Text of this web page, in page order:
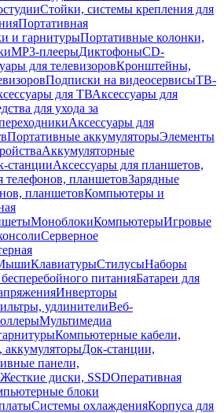
Стойки, системы крепления для
Портативная
и гарнитурыПортативные колонки,
MP3-плеерыДиктофоныCD-
для телевизоровКронштейны,
Подписки на видеосервисыТВ-
для ТВАксессуары для
для ухода за
Аксессуары для
Портативные аккумуляторыЭлементы
Аккумуляторные
станцииАксессуары для планшетов,
телефонов, планшетовЗарядные
планшетовКомпьютеры и
МоноблокиКомпьютерыИгровые
Серверное
КлавиатурыСтилусыНаборы
питанияБатареи для
Инверторы
удлинителиВеб-
Мультимедиа
Компьютерные кабели,
аккумуляторыДок-станции,
панели,
Жесткие диски, SSDОперативная
блоки
Системы охлажденияКорпуса для